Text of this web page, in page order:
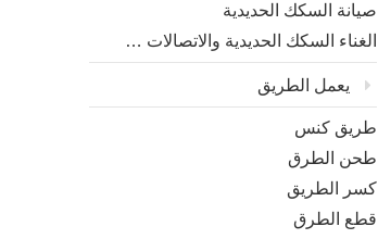
صيانة السكك الحديدية
الغناء السكك الحديدية والاتصالات والتكريم
يعمل الطريق
طريق كنس
طحن الطرق
كسر الطريق
قطع الطرق